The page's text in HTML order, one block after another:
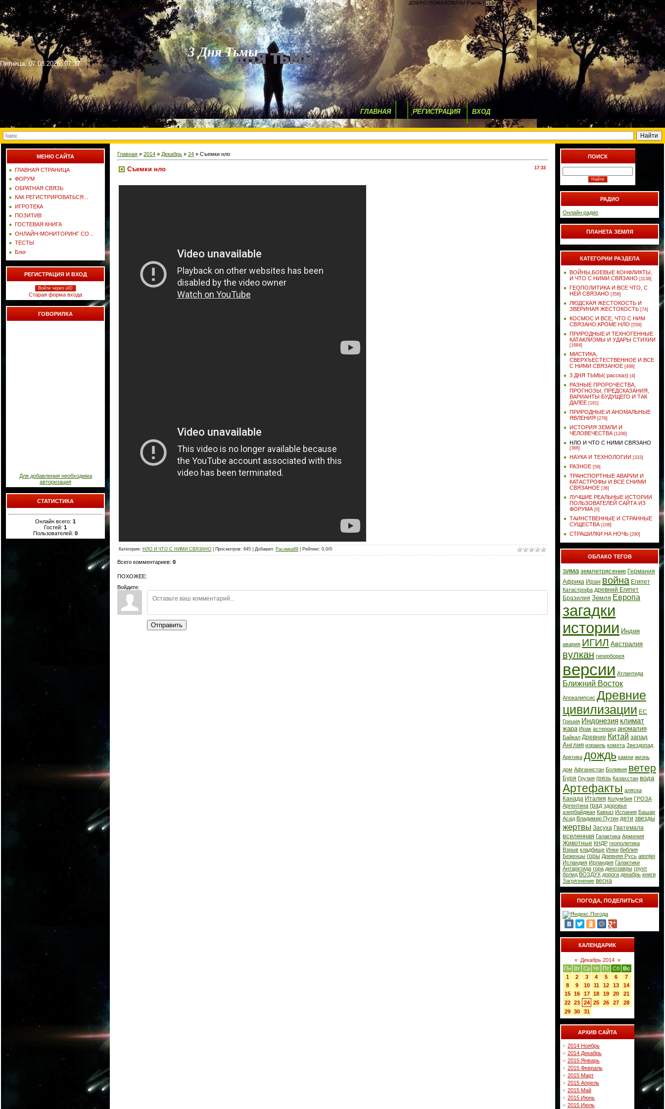
Пятница, 07.08.2026, 07:37
ДОБРО ПОЖАЛОВАТЬ! Гость|RSS
3 Дня Тьмы
ГЛАВНАЯ РЕГИСТРАЦИЯ ВХОД
МЕНЮ САЙТА
ГЛАВНАЯ СТРАНИЦА
ФОРУМ
ОБРАТНАЯ СВЯЗЬ
КАК РЕГИСТРИРОВАТЬСЯ...
ИГРОТЕКА
ПОЗИТИВ
ГОСТЕВАЯ КНИГА
ОНЛАЙН-МОНИТОРИНГ СО...
ТЕСТЫ
Блог
РЕГИСТРАЦИЯ И ВХОД
Войти через uID
Старая форма входа
ГОВОРИЛКА
Для добавления необходима
авторизация
СТАТИСТИКА
Онлайн всего: 1
Гостей: 1
Пользователей: 0
Главная » 2014 » Декабрь » 24 » Съемки нло
17:33
Съемки нло
Категория: НЛО И ЧТО С НИМИ СВЯЗАНО Просмотров: 645 Добавил: Расимка89 Рейтинг: 0.0/0
Всего комментариев: 0
ПОХОЖЕЕ:
Войдите:
Отправить
ПОИСК
РАДИО
Онлайн радио
ПЛАНЕТА ЗЕМЛЯ
КАТЕГОРИИ РАЗДЕЛА
ВОЙНЫ,БОЕВЫЕ КОНФЛИКТЫ,
И ЧТО С НИМИ СВЯЗАНО [1138]
ГЕОПОЛИТИКА И ВСЕ ЧТО, С
НЕЙ СВЯЗАНО [356]
ЛЮДСКАЯ ЖЕСТОКОСТЬ И
ЗВЕРИНАЯ ЖЕСТОКОСТЬ [74]
КОСМОС И ВСЕ, ЧТО С НИМ
СВЯЗАНО,КРОМЕ НЛО [559]
ПРИРОДНЫЕ И ТЕХНОГЕННЫЕ
КАТАКЛИЗМЫ И УДАРЫ СТИХИИ
[1684]
МИСТИКА,
СВЕРХЪЕСТЕСТВЕННОЕ И ВСЕ
С НИМИ СВЯЗАНОЕ [498]
3 ДНЯ ТЬМЫ( рассказ) [4]
РАЗНЫЕ ПРОРОЧЕСТВА,
ПРОГНОЗЫ, ПРЕДСКАЗАНИЯ,
ВАРИАНТЫ БУДУЩЕГО И ТАК
ДАЛЕЕ [161]
ПРИРОДНЫЕ И АНОМАЛЬНЫЕ
ЯВЛЕНИЯ [278]
ИСТОРИЯ ЗЕМЛИ И
ЧЕЛОВЕЧЕСТВА [1206]
НЛО И ЧТО С НИМИ СВЯЗАНО
[366]
НАУКА И ТЕХНОЛОГИИ [333]
РАЗНОЕ [59]
ТРАНСПОРТНЫЕ АВАРИИ И
КАТАСТРОФЫ И ВСЕ СНИМИ
СВЯЗАНОЕ [36]
ЛУЧШИЕ РЕАЛЬНЫЕ ИСТОРИИ
ПОЛЬЗОВАТЕЛЕЙ САЙТА ИЗ
ФОРУМА [0]
ТАИНСТВЕННЫЕ И СТРАННЫЕ
СУЩЕСТВА [108]
СТРАШИЛКИ НА НОЧЬ [290]
ОБЛАКО ТЕГОВ
зима землетрясение Германия
Африка Иран война Египет
Катастрофа древний Египет
Бразилия Земля Европа
загадки
истории Индия
авария ИГИЛ Австралия
вулкан гиперборея
версии Атлантида
Ближний Восток
Апокалипсис Древние
цивилизации ЕС
Греция Индонезия климат
жара Ирак астероид аномалия
Байкал Древние Китай запад
Англия израиль комета Звездопад
Арктика дождь камни жизнь
дом Афганистан Боливия ветер
Буря Грузия грязь Казахстан вода
Артефакты аляска
Канада Италия Колумбия ГРОЗА
Аргентина град здоровье
азербайджан Кавказ Испания Башар
Асад Владимир Путин дети звезды
жертвы Засуха Гватемала
вселенная Галактика Армения
Животные КНДР геополитика
Взрыв кладбище Инки библия
Беженцы горы Древняя Русь atenției
Исландия Ирландия Галактики
Антарктида гора динозавры грунт
болид ВОЗДУХ дорога декабрь книги
Загрязнение весна
ПОГОДА, ПОДЕЛИТЬСЯ
КАЛЕНДАРИК
« Декабрь 2014 »
Пн Вт Ср Чт Пт Сб Вс
1
2 3 4 5 6
7
8
9 10 11 12 13
14
15 16 17 18 19 20
21
22 23 24 25 26 27
28
29 30 31
АРХИВ САЙТА
2014 Ноябрь
2014 Декабрь
2015 Январь
2015 Февраль
2015 Март
2015 Апрель
2015 Май
2015 Июнь
2015 Июль